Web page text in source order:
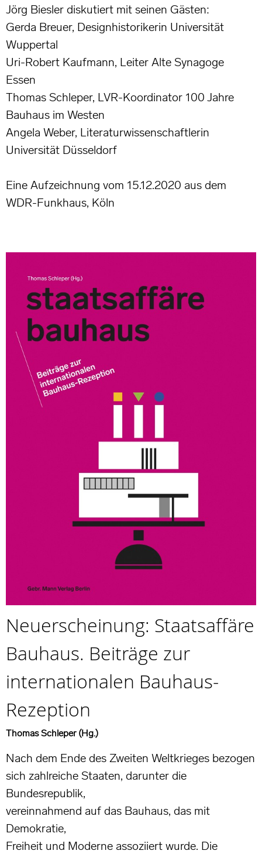
Jörg Biesler diskutiert mit seinen Gästen:
Gerda Breuer, Designhistorikerin Universität
Wuppertal
Uri-Robert Kaufmann, Leiter Alte Synagoge
Essen
Thomas Schleper, LVR-Koordinator 100 Jahre
Bauhaus im Westen
Angela Weber, Literaturwissenschaftlerin
Universität Düsseldorf
Eine Aufzeichnung vom 15.12.2020 aus dem
WDR-Funkhaus, Köln
Neuerscheinung: Staatsaffäre
Bauhaus. Beiträge zur
internationalen Bauhaus-
Rezeption
Thomas Schleper (Hg.)
Nach dem Ende des Zweiten Weltkrieges bezogen
sich zahlreiche Staaten, darunter die
Bundesrepublik,
vereinnahmend auf das Bauhaus, das mit
Demokratie,
Freiheit und Moderne assoziiert wurde. Die